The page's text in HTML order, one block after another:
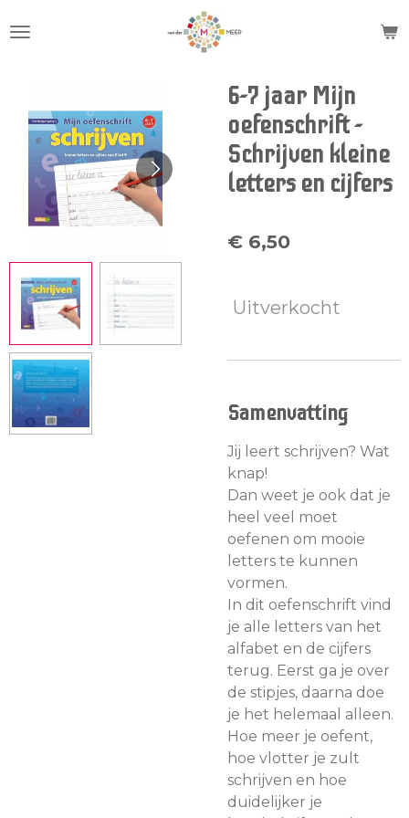
direct
6-7 jaar Mijn
oefenschrift -
Schrijven kleine
letters en cijfers
€ 6,50
Uitverkocht
Samenvatting
Jij leert schrijven? Wat
knap!
Dan weet je ook dat je
heel veel moet
oefenen om mooie
letters te kunnen
vormen.
In dit oefenschrift vind
je alle letters van het
alfabet en de cijfers
terug. Eerst ga je over
de stipjes, daarna doe
je het helemaal alleen.
Hoe meer je oefent,
hoe vlotter je zult
schrijven en hoe
duidelijker je